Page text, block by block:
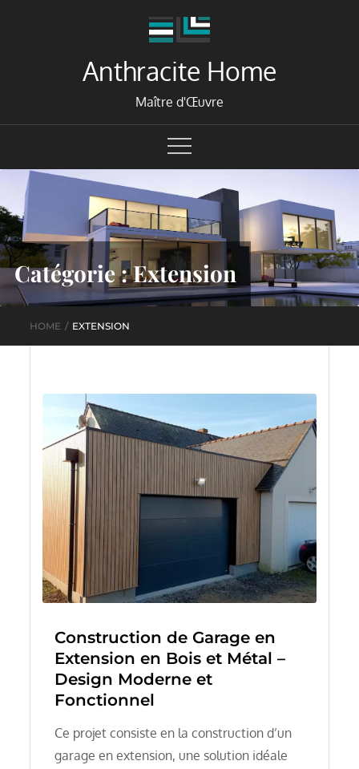
Anthracite Home
Maître d'Œuvre
Catégorie :Extension
HOME EXTENSION
Construction de Garage en
Extension en Bois et Métal –
Design Moderne et
Fonctionnel
Ce projet consiste en la construction d’un
garage en extension, une solution idéale